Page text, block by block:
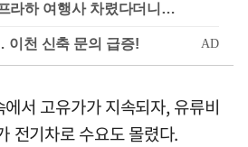
라하 여행사 차렸다더니…
서 고유가가 지속되자, 유류비
전기차로 수요도 몰렸다.